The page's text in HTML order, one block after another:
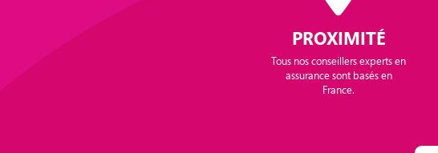
PROXIMITÉ
Tous nos conseillers experts en
assurance sont basés en
France.